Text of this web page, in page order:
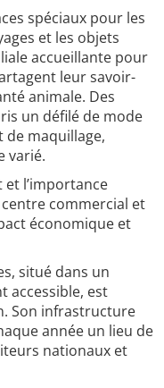
spéciaux pour les
et les objets
accueillante pour
leur savoir-
animale. Des
un défilé de mode
maquillage,
varié.
et l’importance
commercial et
économique et
situé dans un
accessible, est
Son infrastructure
année un lieu de
nationaux et